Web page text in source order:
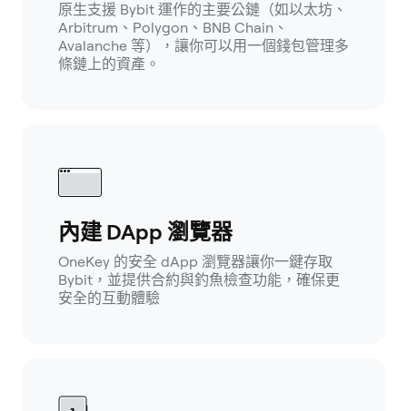
原生支援 Bybit 運作的主要公鏈（如以太坊、
Arbitrum、Polygon、BNB Chain、
Avalanche 等），讓你可以用一個錢包管理多
條鏈上的資產。
內建 DApp 瀏覽器
OneKey 的安全 dApp 瀏覽器讓你一鍵存取
Bybit，並提供合約與釣魚檢查功能，確保更
安全的互動體驗